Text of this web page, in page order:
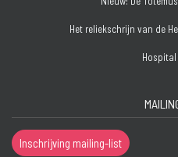
Het reliekschrijn van de
Inschrijving mailing-list